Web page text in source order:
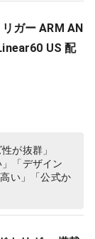
ガー ARM AN
US 配
が抜群」
「デザイン
い」「公式か